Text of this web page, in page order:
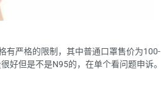
有严格的限制，其中普通口罩售价为100-
好但是不是N95的，在单个看问题申诉。